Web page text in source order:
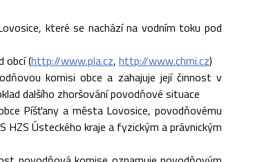
které se nachází na vodním toku pod
obcí (http://www.pla.cz, http://www.chmi.cz)
komisi obce a zahajuje její činnost v
dalšího zhoršování povodňové situace
Píšťany a města Lovosice, povodňovému
Ústeckého kraje a fyzickým a právnickým